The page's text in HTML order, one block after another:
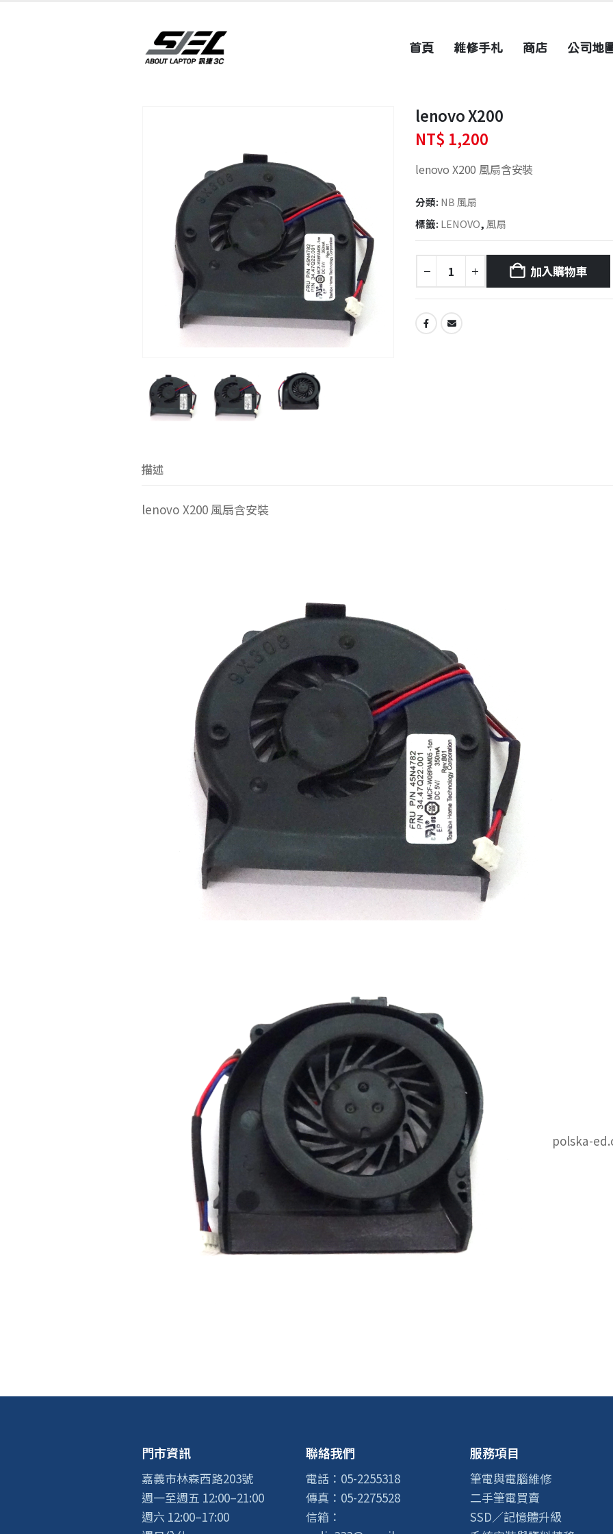
首頁 維修手札 商店 公司地
lenovo X200
NT$ 1,200
lenovo X200 風扇含安裝
分類: NB 風扇
標籤: LENOVO, 風扇
加入購物車
描述
lenovo X200 風扇含安裝
polska-
門市資訊
嘉義市林森西路203號
週一至週五 12:00–21:00
週六 12:00–17:00
聯絡我們
電話：05-2255318
傳真：05-2275528
信箱：
服務項目
筆電與電腦維修
二手筆電買賣
SSD／記憶體升級